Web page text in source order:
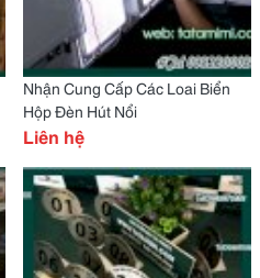
Nhận Cung Cấp Các Loai Biển
Hộp Đèn Hút Nổi
Liên hệ